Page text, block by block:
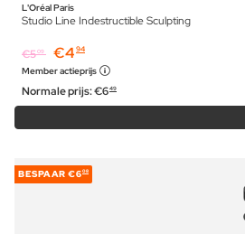
L'Oréal Paris
Studio Line Indestructible Sculpting
€509 €4 94
Member actieprijs
Normale prijs:€649
BESPAAR €608